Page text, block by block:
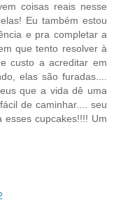
coisas reais nesse
Eu também estou
e pra completar a
que tento resolver à
custo a acreditar em
elas são furadas....
que a vida dê uma
de caminhar.... seu
cupcakes!!!! Um